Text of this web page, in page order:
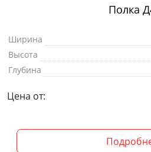
Полка
Ширина
Высота
Глубина
Цена от: